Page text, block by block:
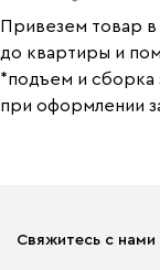
Привезем товар
до квартиры и
*подъем и сборка
при оформлении
Свяжитесь с нами